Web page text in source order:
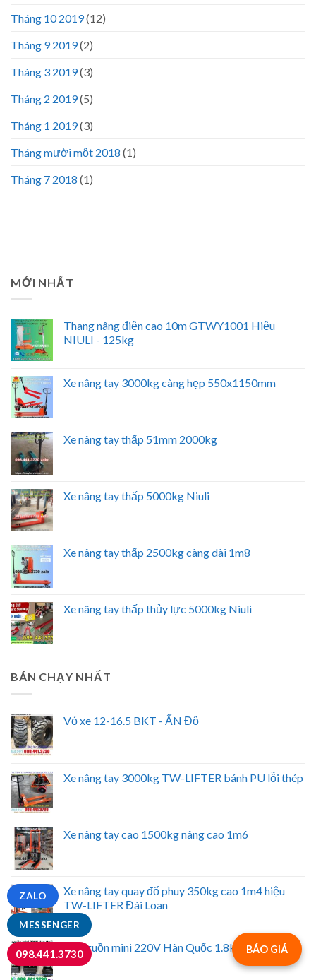
Tháng 10 2019(12)
Tháng 9 2019(2)
Tháng 3 2019(3)
Tháng 2 2019(5)
Tháng 1 2019(3)
Tháng mười một 2018 (1)
Tháng 7 2018 (1)
MỚI NHẤT
Thang nâng điện cao 10m GTWY1001 Hiệu
NIULI - 125kg
Xe nâng tay 3000kg càng hẹp 550x1150mm
Xe nâng tay thấp 51mm 2000kg
Xe nâng tay thấp 5000kg Niuli
Xe nâng tay thấp 2500kg càng dài 1m8
Xe nâng tay thấp thủy lực 5000kg Niuli
BÁN CHẠY NHẤT
Vỏ xe 12-16.5 BKT - ẤN Độ
Xe nâng tay 3000kg TW-LIFTER bánh PU lỗi thép
Xe nâng tay cao 1500kg nâng cao 1m6
Xe nâng tay quay đổ phuy 350kg cao 1m4 hiệu
TW-LIFTER Đài Loan
Bộ nguồn mini 220V Hàn Quốc 1.8kw BÁO GIÁ
MESSENGER
ZALO
098.441.3730